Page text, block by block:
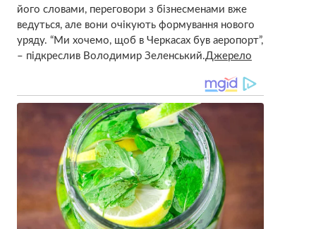
його словами, переговори з бізнесменами вже
ведуться, але вони очікують формування нового
уряду. “Ми хочемо, щоб в Черкасах був аеропорт”,
– підкреслив Володимир Зеленський.Джерело